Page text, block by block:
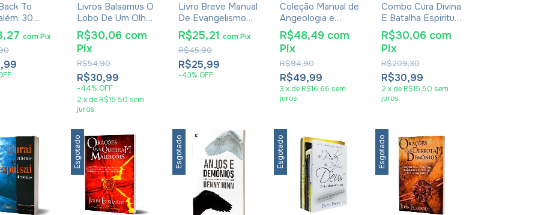
To
30
Reais
A
- Eugene
comPix
Livros Balsamus O
Lobo De Um Olho
Só - Karolyne
Rocha & Jordhan
Carlos
R$30,99
-44% OFF
R$54,90
R$30,06 com
Pix
2 x de R$15,50 sem
juros
Livro Breve Manual
De Evangelismo
Estratégico - Jim
Wilson
R$25,99
-43% OFF
R$45,90
R$25,21 comPix
Coleção Manual de
Angeologia e
Demonologia
R$49,99
R$94,90
R$48,49 com
Pix
3 x de R$16,66 sem
juros
Combo Cura Divina
E Batalha Espiritual
8 Livros
R$30,99
R$209,30
R$30,06 com
Pix
2 x de R$15,50 sem
juros
Esgotado Esgotado Esgotado Esgotado